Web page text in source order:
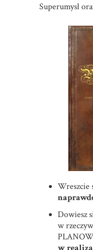
Superumysł
Wreszcie
Dowiesz
w